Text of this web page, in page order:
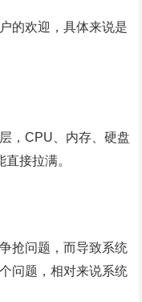
的欢迎，具体来说是
，CPU、内存、硬盘
接拉满。
抢问题，而导致系统
问题，相对来说系统